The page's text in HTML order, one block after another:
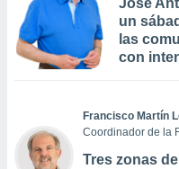
un
las
con
Francisco Martín
Coordinador de la
Tres zonas